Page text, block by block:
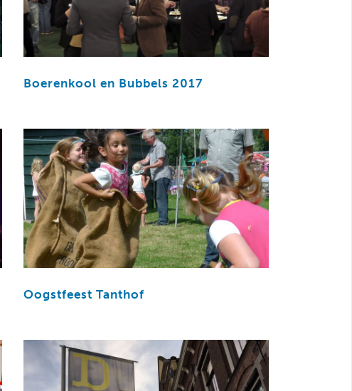
Boerenkool en Bubbels 2017
Oogstfeest Tanthof